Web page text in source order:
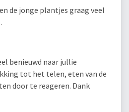
de jonge plantjes graag veel
benieuwd naar jullie
tot het telen, eten van de
door te reageren. Dank